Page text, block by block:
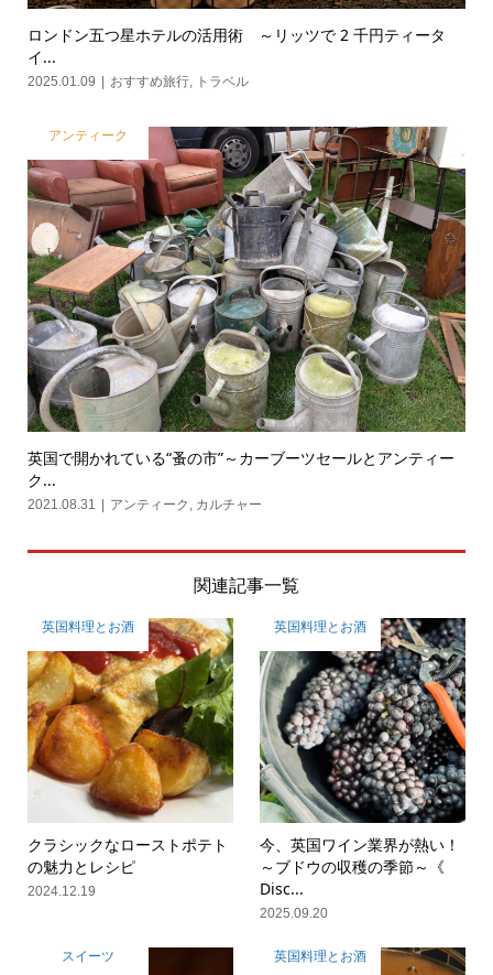
ロンドン五つ星ホテルの活用術 ～リッツで 2 千円ティータ
イ...
2025.01.09 おすすめ旅行, トラベル
アンティーク
英国で開かれている“蚤の市”～カーブーツセールとアンティー
ク...
2021.08.31 アンティーク カルチャー
関連記事一覧
英国料理とお酒
クラシックなローストポテト
の魅力とレシピ
2024.12.19
英国料理とお酒
今、英国ワイン業界が熱い！
～ブドウの収穫の季節～《
Disc...
2025.09.20
スイーツ 英国料理とお酒